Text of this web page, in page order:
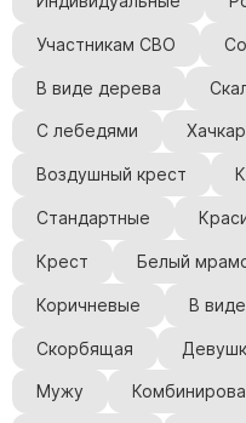
Столбы
Участникам СВО
В виде дерева
С лебедями
Воздушный крест
Стандартные
Крест Белый
Коричневые В
Скорбящая
Мужу